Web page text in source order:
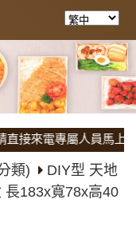
電專屬人員馬上為
類)
DIY型 天地
長183x寬78x高40